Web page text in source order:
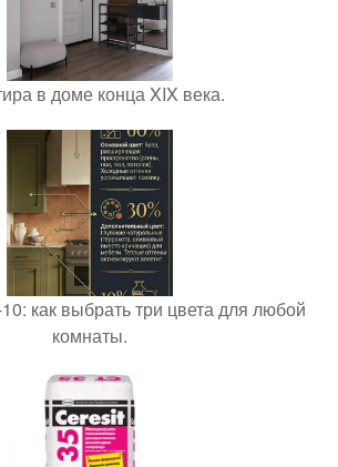
в доме конца XIX века.
как выбрать три цвета для любой
комнаты.